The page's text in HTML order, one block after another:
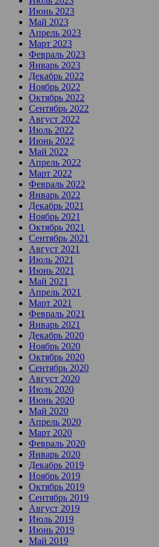
Июнь 2023
Май 2023
Апрель 2023
Март 2023
Февраль 2023
Январь 2023
Декабрь 2022
Ноябрь 2022
Октябрь 2022
Сентябрь 2022
Август 2022
Июль 2022
Июнь 2022
Май 2022
Апрель 2022
Март 2022
Февраль 2022
Январь 2022
Декабрь 2021
Ноябрь 2021
Октябрь 2021
Сентябрь 2021
Август 2021
Июль 2021
Июнь 2021
Май 2021
Апрель 2021
Март 2021
Февраль 2021
Январь 2021
Декабрь 2020
Ноябрь 2020
Октябрь 2020
Сентябрь 2020
Август 2020
Июль 2020
Июнь 2020
Май 2020
Апрель 2020
Март 2020
Февраль 2020
Январь 2020
Декабрь 2019
Ноябрь 2019
Октябрь 2019
Сентябрь 2019
Август 2019
Июль 2019
Июнь 2019
Май 2019